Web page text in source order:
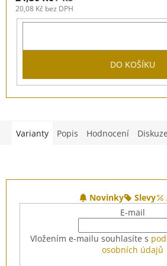
20,08 Kč bez DPH
DO KOŠÍKU
Varianty Popis Hodnocení Diskuze
Novinky Slevy
E-mail
Vložením e-mailu souhlasíte s
osobních údajů